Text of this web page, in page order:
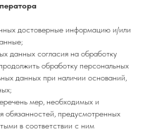
достоверные информацию и/или
данных согласия на обработку
обработку персональных
данных при наличии оснований,
мер, необходимых и
обязанностей, предусмотренных
в соответствии с ним